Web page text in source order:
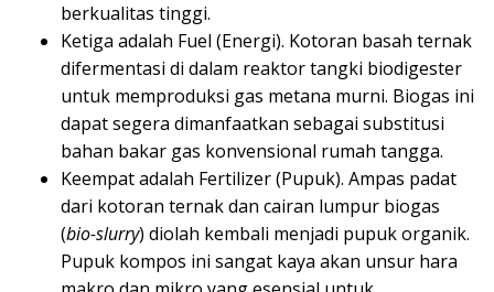
berkualitas tinggi.
Ketiga adalah Fuel (Energi). Kotoran basah ternak
difermentasi di dalam reaktor tangki biodigester
untuk memproduksi gas metana murni. Biogas ini
dapat segera dimanfaatkan sebagai substitusi
bahan bakar gas konvensional rumah tangga.
Keempat adalah Fertilizer (Pupuk). Ampas padat
dari kotoran ternak dan cairan lumpur biogas
(bio-slurry) diolah kembali menjadi pupuk organik.
Pupuk kompos ini sangat kaya akan unsur hara